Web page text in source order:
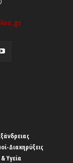
Διακηρύξεις
Υγεία